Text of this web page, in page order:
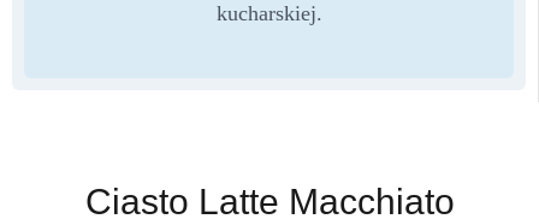
kucharskiej.
Ciasto Latte Macchiato